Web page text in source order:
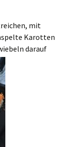
mit
Karotten
darauf